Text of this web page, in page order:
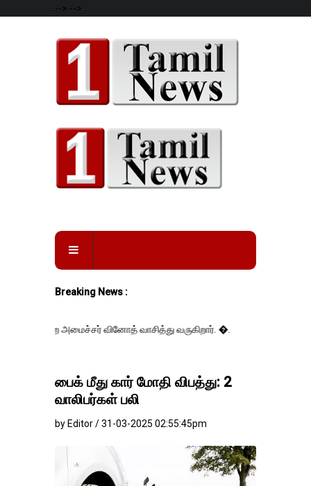
--> -->
Breaking News :
வினோத் வாசித்து வருகிறார். �.
பைக் மீது கார் மோதி விபத்து: 2
வாலிபர்கள் பலி
by Editor / 31-03-2025 02:55:45pm